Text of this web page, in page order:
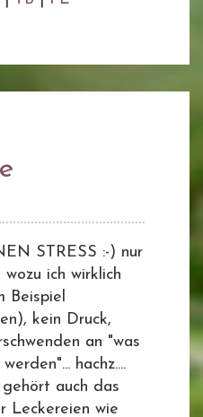
STRESS :-) nur
ich wirklich
Beispiel
kein Druck,
an "was
hachz....
auch das
Leckereien wie